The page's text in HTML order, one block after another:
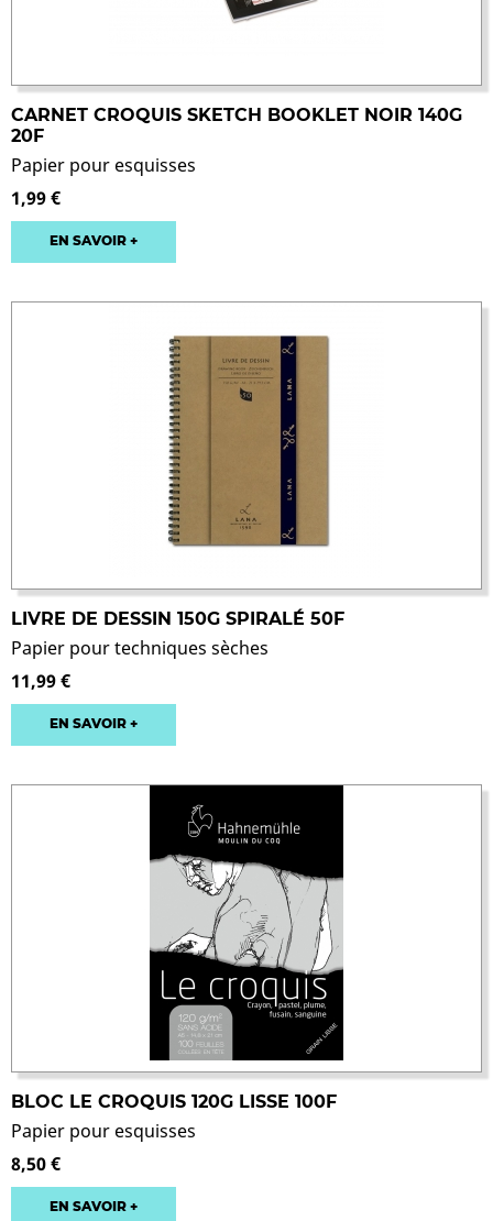
CARNET CROQUIS SKETCH BOOKLET NOIR 140G
20F
Papier pour esquisses
1,99 €
EN SAVOIR +
LIVRE DE DESSIN 150G SPIRALÉ 50F
Papier pour techniques sèches
11,99 €
EN SAVOIR +
BLOC LE CROQUIS 120G LISSE 100F
Papier pour esquisses
8,50 €
EN SAVOIR +